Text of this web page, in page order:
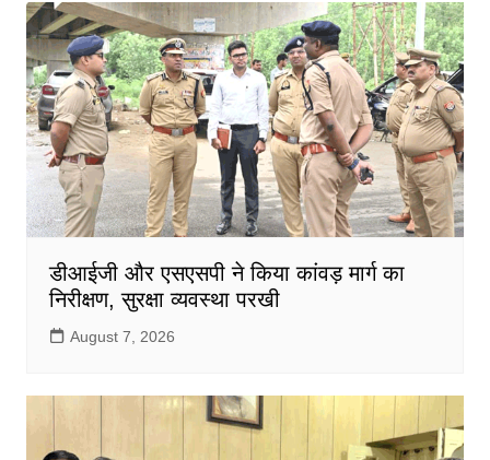
डीआईजी और एसएसपी ने किया कांवड़ मार्ग का
निरीक्षण, सुरक्षा व्यवस्था परखी
August 7, 2026